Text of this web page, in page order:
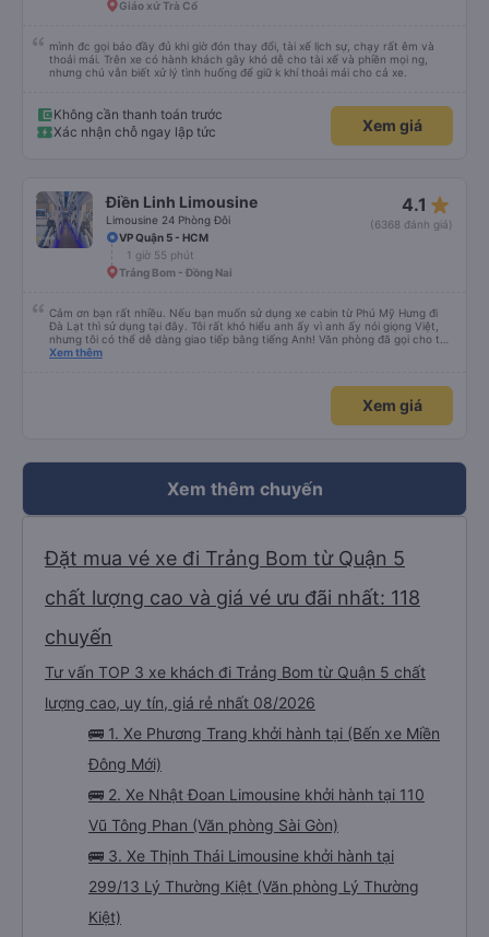
Giáo xứ Trà Cổ
mình đc gọi báo đầy đủ khi giờ đón thay đổi, tài xế lịch sự, chạy rất êm và
thoải mái. Trên xe có hành khách gây khó dễ cho tài xế và phiền mọi ng,
nhưng chú vẫn biết xử lý tình huống để giữ k khí thoải mái cho cả xe.
Không cần thanh toán trước
Xác nhận chỗ ngay lập tức
Xem giá
Điền Linh Limousine
Limousine 24 Phòng Đôi
4.1 star_rate
(6368 đánh giá)
VP Quận 5 - HCM
1 giờ 55 phút
Trảng Bom - Đồng Nai
Cảm ơn bạn rất nhiều. Nếu bạn muốn sử dụng xe cabin từ Phú Mỹ Hưng đi
Đà Lạt thì sử dụng tại đây. Tôi rất khó hiểu anh ấy vì anh ấy nói giọng Việt,
nhưng tôi có thể dễ dàng giao tiếp bằng tiếng Anh! Văn phòng đã gọi cho tôi
một giờ trước khi lên xe, và mặc dù tôi phải chuyển chỗ nhiều lần vì không
cắt vé trước và đưa cho họ, dù tài xế hoặc người soát vé không nói được
tiếng Anh nhưng họ sẽ cho bạn biết khi đến điểm trả khách. Ngoài ra còn có
xe đưa đón nên bạn có thể bỏ qua nếu Grab hoạt động, tài xế đưa đón cũng
chính LotteMart Quận 7, bắt xe đưa đón (Xe Van nhỏ màu bạc) và họ thả tôi
ra khỏi trung tâm. Chỉ vài phút sau, tôi đã có thể bắt xe buýt đi Đà Lạt. Viên
tôi hỏi mọi người, tôi có thể sử dụng xe đưa đón được không. Họ có dịch vụ
đưa đón nên tôi mới phớt lờ tài xế taxi. Tôi vừa cho xem địa chỉ khách sạn, tài
vọng được gặp bạn lần nữa.
Xem thêm
Xem giá
Xem thêm chuyến
Đặt mua vé xe đi Trảng Bom từ Quận 5
chất lượng cao và giá vé ưu đãi nhất: 118
chuyến
Tư vấn TOP 3 xe khách đi Trảng Bom từ Quận 5 chất
lượng cao, uy tín, giá rẻ nhất 08/2026
🚌 1. Xe Phương Trang khởi hành tại (Bến xe Miền
Đông Mới)
🚌 2. Xe Nhật Đoan Limousine khởi hành tại 110
Vũ Tông Phan (Văn phòng Sài Gòn)
🚌 3. Xe Thịnh Thái Limousine khởi hành tại
299/13 Lý Thường Kiệt (Văn phòng Lý Thường
Kiệt)